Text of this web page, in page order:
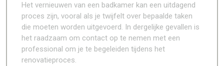
Het vernieuwen van een badkamer kan een uitdagend
proces zijn, vooral als je twijfelt over bepaalde taken
die moeten worden uitgevoerd. In dergelijke gevallen is
het raadzaam om contact op te nemen met een
professional om je te begeleiden tijdens het
renovatieproces.